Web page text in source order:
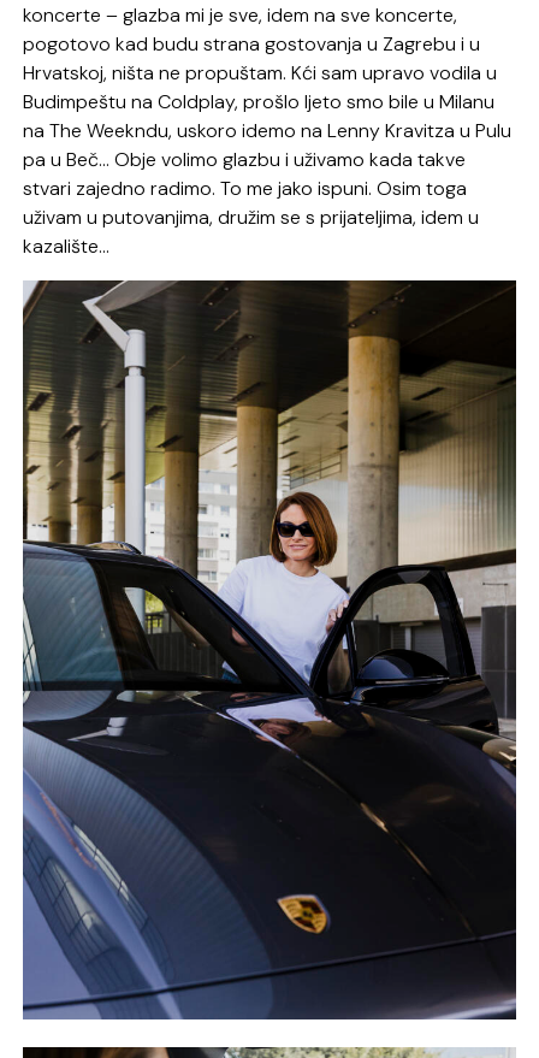
koncerte – glazba mi je sve, idem na sve koncerte,
pogotovo kad budu strana gostovanja u Zagrebu i u
Hrvatskoj, ništa ne propuštam. Kći sam upravo vodila u
Budimpeštu na Coldplay, prošlo ljeto smo bile u Milanu
na The Weekndu, uskoro idemo na Lenny Kravitza u Pulu
pa u Beč… Obje volimo glazbu i uživamo kada takve
stvari zajedno radimo. To me jako ispuni. Osim toga
uživam u putovanjima, družim se s prijateljima, idem u
kazalište…